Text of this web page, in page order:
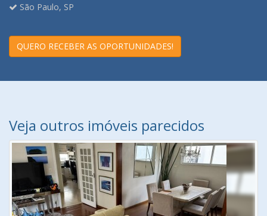
São Paulo, SP
QUERO RECEBER AS OPORTUNIDADES!
Veja outros imóveis parecidos